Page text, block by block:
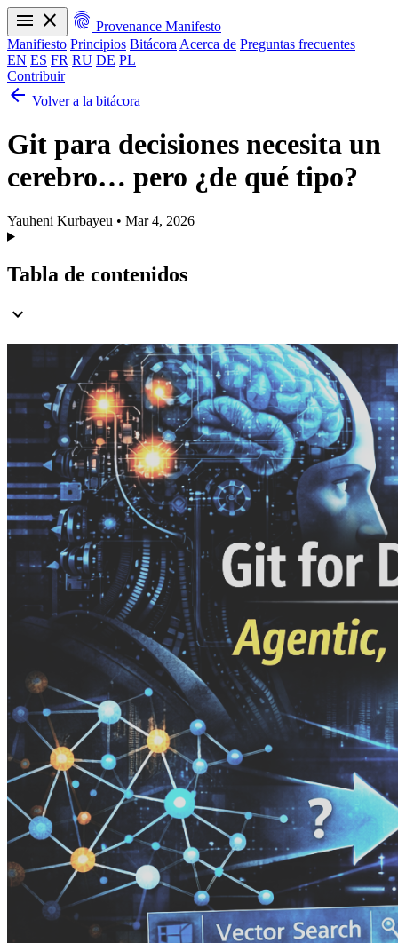
menu close fingerprint Provenance Manifesto
Manifiesto Principios Bitácora Acerca de Preguntas frecuentes
EN ES FR RU DE PL
Contribuir
Manifiesto
Principios
ES FR RU DE PL
arrow_back Volver a la bitácora
Git para decisiones necesita un
cerebro… pero ¿de qué tipo?
Yauheni Kurbayeu • Mar 4, 2026
Tabla de contenidos
expand_more